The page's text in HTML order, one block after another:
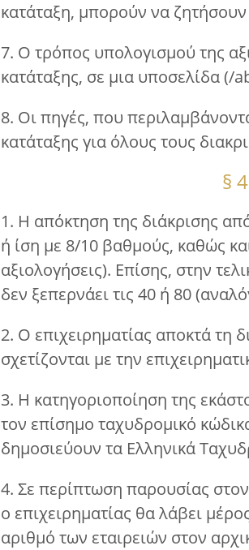
κατάταξη, μπορούν να
7. Ο τρόπος υπολογισμού της
κατάταξης, σε μια υποσελίδα (/
8. Οι πηγές, που
κατάταξης για όλους τους
§
1. Η απόκτηση της διάκρισης
ή ίση με 8/10 βαθμούς, καθώς
αξιολογήσεις). Επίσης, στην
δεν ξεπερνάει τις 40 ή 80
2. Ο επιχειρηματίας αποκτά τη
σχετίζονται με την
3. Η κατηγοριοποίηση της
τον επίσημο ταχυδρομικό
δημοσιεύουν τα Ελληνικά
4. Σε περίπτωση παρουσίας
ο επιχειρηματίας θα λάβει
αριθμό των εταιρειών στον